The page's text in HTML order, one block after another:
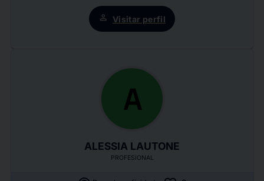
person Visitar perfil
A
ALESSIA LAUTONE
PROFESIONAL